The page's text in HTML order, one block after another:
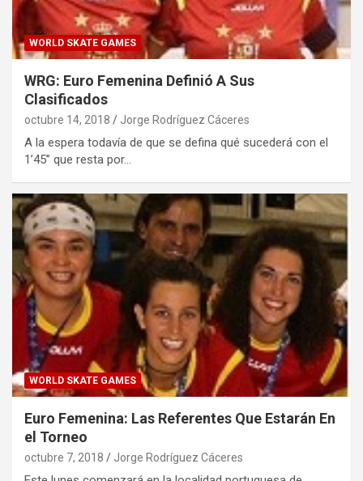
WORLD SKATE GAMES
WRG: Euro Femenina Definió A Sus
Clasificados
octubre 14, 2018 Jorge Rodríguez Cáceres
A la espera todavía de que se defina qué sucederá con el
1’45” que resta por…
WORLD SKATE GAMES
Euro Femenina: Las Referentes Que Estarán En
el Torneo
octubre 7, 2018 Jorge Rodríguez Cáceres